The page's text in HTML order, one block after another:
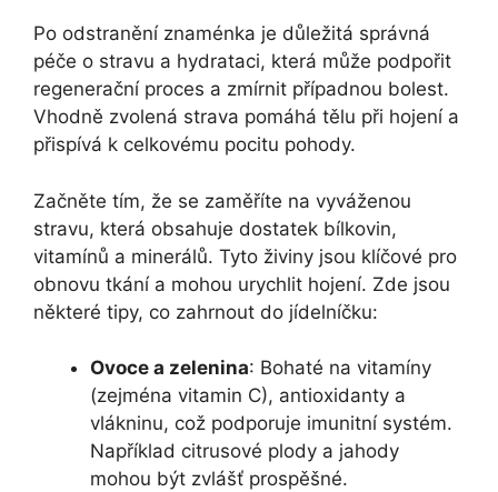
Po odstranění znaménka je důležitá správná
péče o stravu a hydrataci, která může podpořit
regenerační proces a zmírnit případnou bolest.
Vhodně zvolená strava pomáhá tělu při hojení a
přispívá k celkovému pocitu pohody.
Začněte tím, že se zaměříte na vyváženou
stravu, která obsahuje dostatek bílkovin,
vitamínů a minerálů. Tyto živiny jsou klíčové pro
obnovu tkání a mohou urychlit hojení. Zde jsou
některé tipy, co zahrnout do jídelníčku:
Ovoce a zelenina: Bohaté na vitamíny
(zejména vitamin C), antioxidanty a
vlákninu, což podporuje imunitní systém.
Například citrusové plody a jahody
mohou být zvlášť prospěšné.